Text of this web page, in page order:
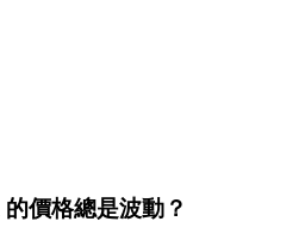
價格總是波動？